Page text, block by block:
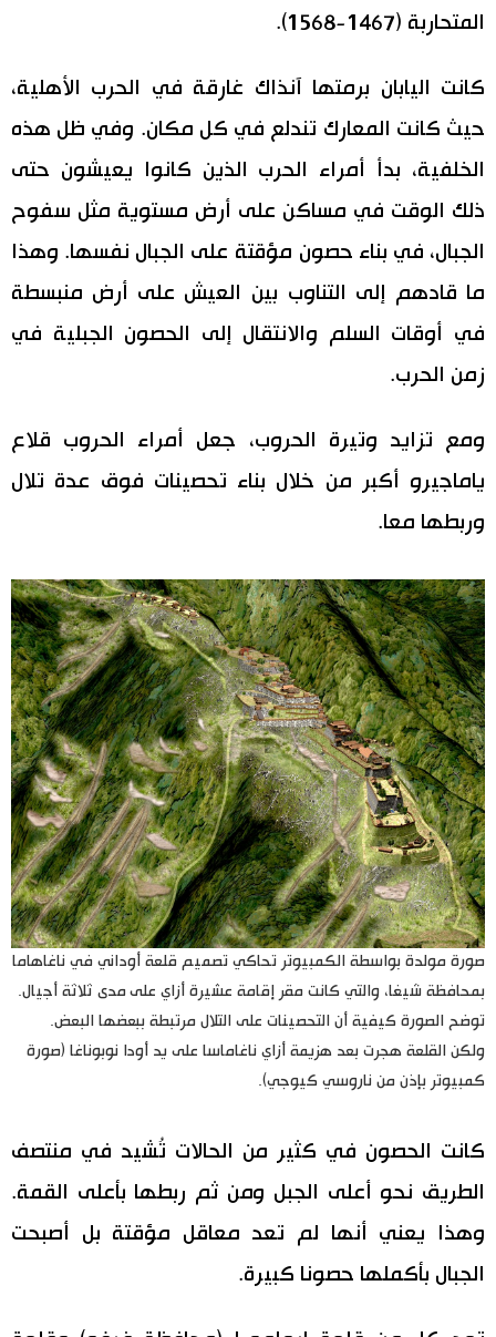
المتحاربة (1467-1568).
كانت اليابان برمتها آنذاك غارقة في الحرب الأهلية،
حيث كانت المعارك تندلع في كل مكان. وفي ظل هذه
الخلفية، بدأ أمراء الحرب الذين كانوا يعيشون حتى
ذلك الوقت في مساكن على أرض مستوية مثل سفوح
الجبال، في بناء حصون مؤقتة على الجبال نفسها. وهذا
ما قادهم إلى التناوب بين العيش على أرض منبسطة
في أوقات السلم والانتقال إلى الحصون الجبلية في
زمن الحرب.
ومع تزايد وتيرة الحروب، جعل أمراء الحروب قلاع
ياماجيرو أكبر من خلال بناء تحصينات فوق عدة تلال
وربطها معا.
صورة مولدة بواسطة الكمبيوتر تحاكي تصميم قلعة أوداني في ناغاهاما
بمحافظة شيغا، والتي كانت مقر إقامة عشيرة أزاي على مدى ثلاثة أجيال.
توضح الصورة كيفية أن التحصينات على التلال مرتبطة ببعضها البعض.
ولكن القلعة هجرت بعد هزيمة أزاي ناغاماسا على يد أودا نوبوناغا (صورة
كمبيوتر بإذن من ناروسي كيوجي).
كانت الحصون في كثير من الحالات تُشيد في منتصف
الطريق نحو أعلى الجبل ومن ثم ربطها بأعلى القمة.
وهذا يعني أنها لم تعد معاقل مؤقتة بل أصبحت
الجبال بأكملها حصونا كبيرة.